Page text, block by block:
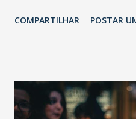
COMPARTILHAR POSTAR